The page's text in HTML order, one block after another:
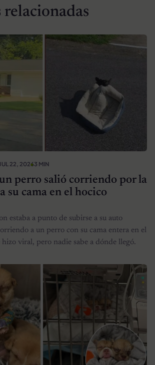
22, 20263 MIN
perro salió corriendo por la
su cama en el hocico
estaba a punto de subirse a su auto
a un perro con su cama entera en el
viral, pero nadie sabe a dónde llegó.